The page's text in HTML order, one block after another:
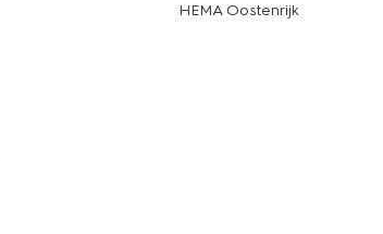
HEMA Oostenrijk